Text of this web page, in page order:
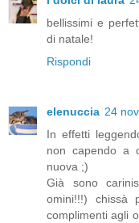
bellissimi e
di natale!
Rispondi
elenuccia 24
In effetti
non capendo a
nuova ;)
Già sono
omini!!!) chissà
complimenti agli